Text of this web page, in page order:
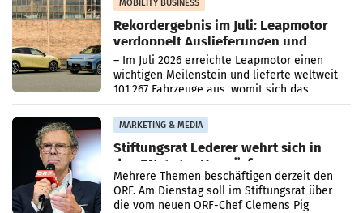
MOBILITY BUSINESS
Rekordergebnis im Juli: Leapmotor
verdoppelt Auslieferungen und
überschreitet die 100.000er-Marke
– Im Juli 2026 erreichte Leapmotor einen
wichtigen Meilenstein und lieferte weltweit
101.267 Fahrzeuge aus, womit sich das
Ergebnis gegenüber Juli 2025 mehr als
verdoppelte (+102
MARKETING & MEDIA
Stiftungsrat Lederer wehrt sich in
den SN gegen Vorwürfe
Mehrere Themen beschäftigen derzeit den
ORF. Am Dienstag soll im Stiftungsrat über
die vom neuen ORF-Chef Clemens Pig